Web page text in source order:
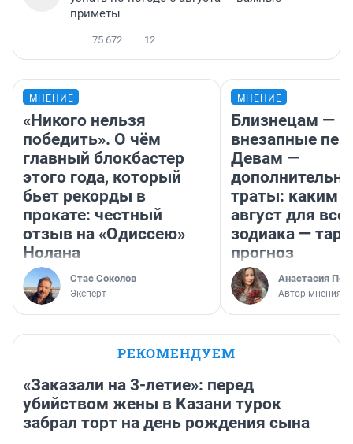
приметы
75 672 12
МНЕНИЕ
«Никого нельзя
победить». О чём
главный блокбастер
этого года, который
бьет рекорды в
прокате: честный
отзыв на «Одиссею»
Нолана
Стас Соколов
Эксперт
МНЕНИЕ
Близнецам —
внезапные
Девам —
траты: каким
август для
зодиака —
прогноз
Анастасия
Автор мнения
РЕКОМЕНДУЕМ
«Заказали на 3-летие»: перед
убийством жены в Казани турок
забрал торт на день рождения сына